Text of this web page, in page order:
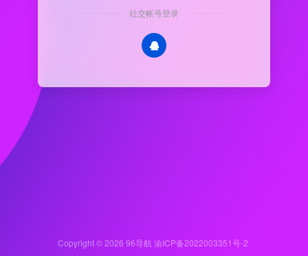
社交帐号登录
Copyright © 2026 96导航 渝ICP备2022003351号-2